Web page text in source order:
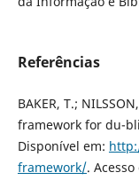
Referências
BAKER, T.;
framework for du-
Disponível em:
framework/.